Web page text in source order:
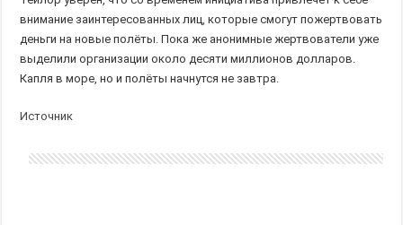
внимание заинтересованных лиц, которые смогут пожертвовать
деньги на новые полёты. Пока же анонимные жертвователи уже
выделили организации около десяти миллионов долларов.
Капля в море, но и полёты начнутся не завтра.
Источник